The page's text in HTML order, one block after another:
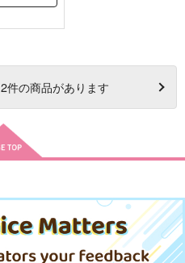
2件の商品があります